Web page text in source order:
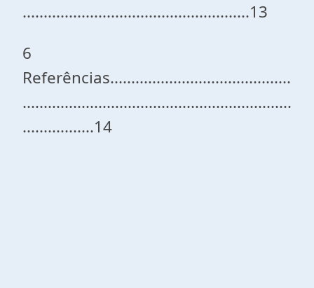
......................................................13
6
Referências...........................................
................................................................
.................14